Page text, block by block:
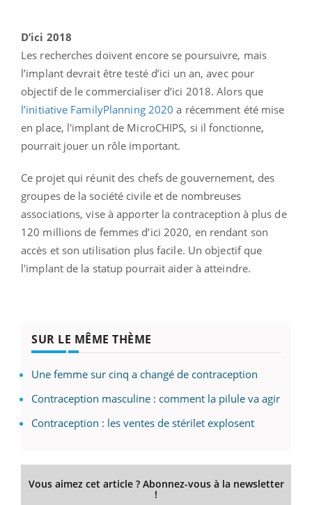
D’ici 2018
Les recherches doivent encore se poursuivre, mais
l’implant devrait être testé d’ici un an, avec pour
objectif de le commercialiser d’ici 2018. Alors que
l’initiative FamilyPlanning 2020 a récemment été mise
en place, l'implant de MicroCHIPS, si il fonctionne,
pourrait jouer un rôle important.
Ce projet qui réunit des chefs de gouvernement, des
groupes de la société civile et de nombreuses
associations, vise à apporter la contraception à plus de
120 millions de femmes d’ici 2020, en rendant son
accès et son utilisation plus facile. Un objectif que
l'implant de la statup pourrait aider à atteindre.
SUR LE MÊME THÈME
Une femme sur cinq a changé de contraception
Contraception masculine : comment la pilule va agir
Contraception : les ventes de stérilet explosent
Vous aimez cet article ? Abonnez-vous à la newsletter
!